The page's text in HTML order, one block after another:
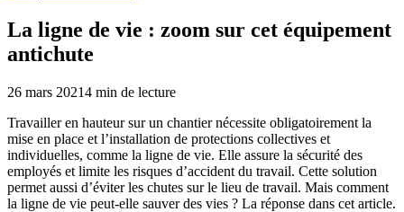
La ligne de vie : zoom sur cet équipement
antichute
26 mars 20214 min de lecture
Travailler en hauteur sur un chantier nécessite obligatoirement la
mise en place et l’installation de protections collectives et
individuelles, comme la ligne de vie. Elle assure la sécurité des
employés et limite les risques d’accident du travail. Cette solution
permet aussi d’éviter les chutes sur le lieu de travail. Mais comment
la ligne de vie peut-elle sauver des vies ? La réponse dans cet article.